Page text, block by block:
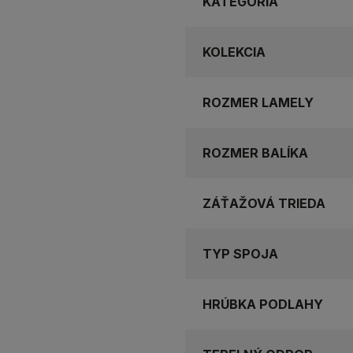
KOLEKCIA
ROZMER LAMELY
ROZMER BALÍKA
ZÁŤAŽOVÁ TRIEDA
TYP SPOJA
HRÚBKA PODLAHY